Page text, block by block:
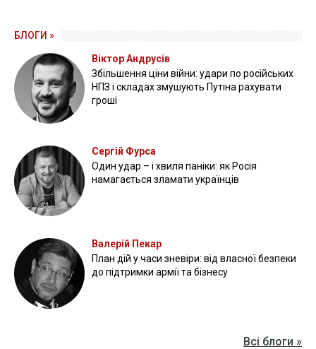
БЛОГИ »
Віктор Андрусів
Збільшення ціни війни: удари по російських
НПЗ і складах змушують Путіна рахувати
гроші
Сергій Фурса
Один удар – і хвиля паніки: як Росія
намагається зламати українців
Валерій Пекар
План дій у часи зневіри: від власної безпеки
до підтримки армії та бізнесу
Всі блоги »